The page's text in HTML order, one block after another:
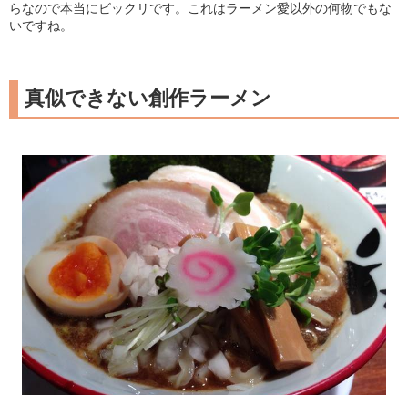
らなので本当にビックリです。これはラーメン愛以外の何物でもな
いですね。
真似できない創作ラーメン